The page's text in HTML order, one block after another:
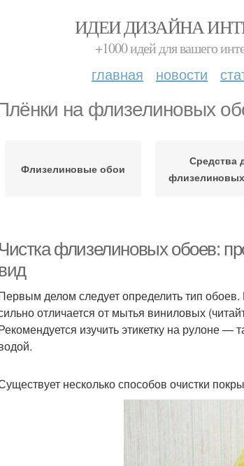
ИДЕИ ДИЗАЙНА
+1000 идей для вашего
главная новости
на флизелиновых
Флизелиновые обои
Средства
Чистка флизелиновых обоев:
делом следует определить тип
отличается от мытья виниловых
изучить этикетку на рулоне
несколько способов очистки